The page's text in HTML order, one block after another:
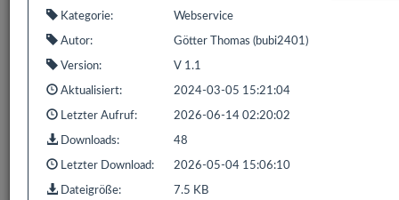
19002691
über aWATTar
1 bis 1 von 1 Einträgen (gefiltert von 848 Einträgen)
1 Nächste
Bereits319.172 Downloads mit
Kategorie: Webservice
Autor: Götter Thomas (bubi2401)
Version: V 1.1
Aktualisiert: 2024-03-05 15:21:04
Letzter Aufruf: 2026-06-14 02:20:02
Downloads: 48
Letzter Download: 2026-05-04 15:06:10
Dateigröße: 7.5 KB